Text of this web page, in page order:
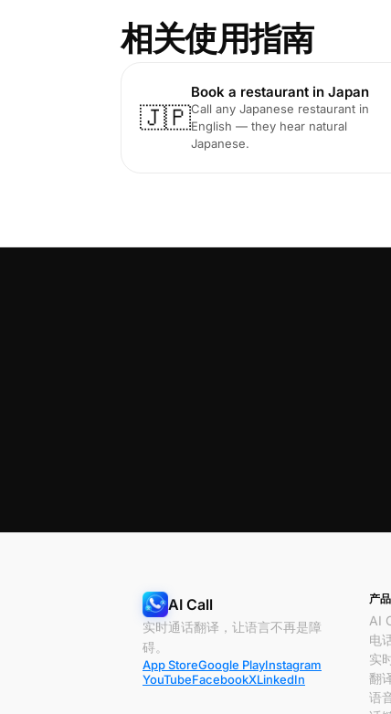
相关使用指南
🇯🇵
Book a restaurant in Japan
Call any Japanese restaurant in
English — they hear natural
Japanese.
AI Call
实时通话翻译，让语言不再是障
碍。
App StoreGoogle PlayInstagram
YouTubeFacebookXLinkedIn
产品
AI
电
实
翻
语